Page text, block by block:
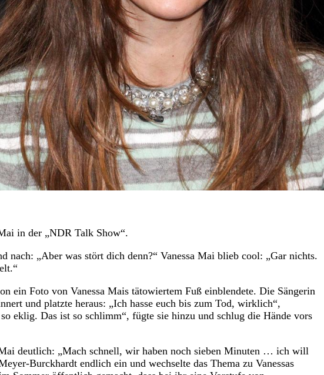
in der „NDR Talk Show“.
nach: „Aber was stört dich denn?“ Vanessa Mai blieb cool: „Gar nichts.
ein Foto von Vanessa Mais tätowiertem Fuß einblendete. Die Sängerin
und platzte heraus: „Ich hasse euch bis zum Tod, wirklich“,
eklig. Das ist so schlimm“, fügte sie hinzu und schlug die Hände vors
deutlich: „Mach schnell, wir haben noch sieben Minuten … ich will
Burckhardt endlich ein und wechselte das Thema zu Vanessas